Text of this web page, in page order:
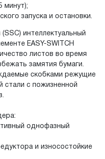
минут);
запуска и остановки.
интеллектуальный
EASY-SWITCH
листов во время
замятия бумаги.
скобками режущие
стали с пожизненной
однофазный
и износостойкие